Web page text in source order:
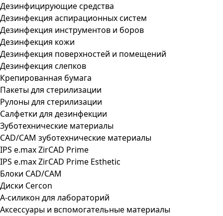
Дезинфицирующие средства
Дезинфекция аспирационных систем
Дезинфекция инструментов и боров
Дезинфекция кожи
Дезинфекция поверхностей и помещений
Дезинфекция слепков
Крепированная бумага
Пакеты для стерилизации
Рулоны для стерилизации
Салфетки для дезинфекции
Зуботехнические материалы
CAD/CAM зуботехнические материалы
IPS e.max ZirCAD Prime
IPS e.max ZirCAD Prime Esthetic
Блоки CAD/CAM
Диски Cercon
А-силикон для лабораторий
Аксессуары и вспомогательные материалы